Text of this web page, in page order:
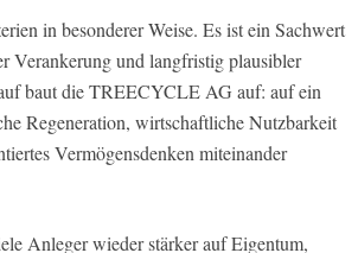
in besonderer Weise. Es ist ein Sachwert
Verankerung und langfristig plausibler
baut die TREECYCLE AG auf: auf ein
Regeneration, wirtschaftliche Nutzbarkeit
Vermögensdenken miteinander
Anleger wieder stärker auf Eigentum,